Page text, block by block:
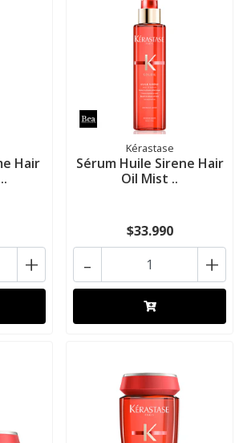
Hair
+
Kérastase
Sérum Huile Sirene Hair
Oil Mist ..
$33.990
+
-